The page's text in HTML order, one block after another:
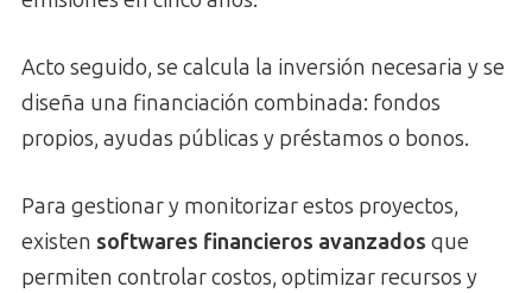
Acto seguido, se calcula la inversión necesaria y se
diseña una financiación combinada: fondos
propios, ayudas públicas y préstamos o bonos.
Para gestionar y monitorizar estos proyectos,
existen softwares financieros avanzados que
permiten controlar costos, optimizar recursos y